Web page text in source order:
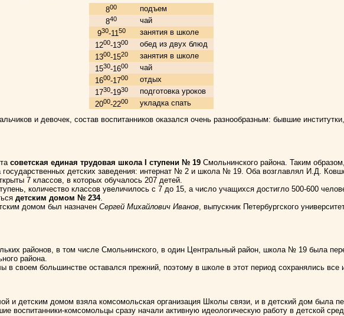
800
подъем
840
чай
930-1150
занятия в школе
1200-1300
обед из двух блюд
1300-1520
занятия в школе
1530-1600
чай
1600-1700
отдых
1730-1930
подготовка уроков
2000-2200
укладка спать
и девочек, состав воспитанников оказался очень разнообразным: бывшие
советская единая трудовая школа I ступени № 19 Смольнинского района. Таким
государственных детских заведения: интернат № 2 и школа № 19. Оба возглавлял И.Д.
7 классов, в которых обучалось 207 детей.
количество классов увеличилось с 7 до 15, а число учащихся достигло 500-600
детским домом № 234.
домом был назначен Сергей Михайлович Иванов , выпускник Петербургского
районов, в том числе Смольнинского, в один Центральный район, школа № 19 была
района.
в своем большинстве оставался прежний, поэтому в школе в этот период сохранялись все
и детским домом взяла комсомольская организация Школы связи, и в детский дом была
воспитанники-комсомольцы сразу начали активную идеологическую работу в детской